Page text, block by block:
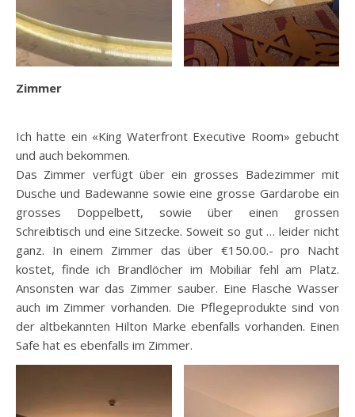
Zimmer
Ich hatte ein «King Waterfront Executive Room» gebucht
und auch bekommen.
Das Zimmer verfügt über ein grosses Badezimmer mit
Dusche und Badewanne sowie eine grosse Gardarobe ein
grosses Doppelbett, sowie über einen grossen
Schreibtisch und eine Sitzecke. Soweit so gut … leider nicht
ganz. In einem Zimmer das über €150.00.- pro Nacht
kostet, finde ich Brandlöcher im Mobiliar fehl am Platz.
Ansonsten war das Zimmer sauber. Eine Flasche Wasser
auch im Zimmer vorhanden. Die Pflegeprodukte sind von
der altbekannten Hilton Marke ebenfalls vorhanden. Einen
Safe hat es ebenfalls im Zimmer.